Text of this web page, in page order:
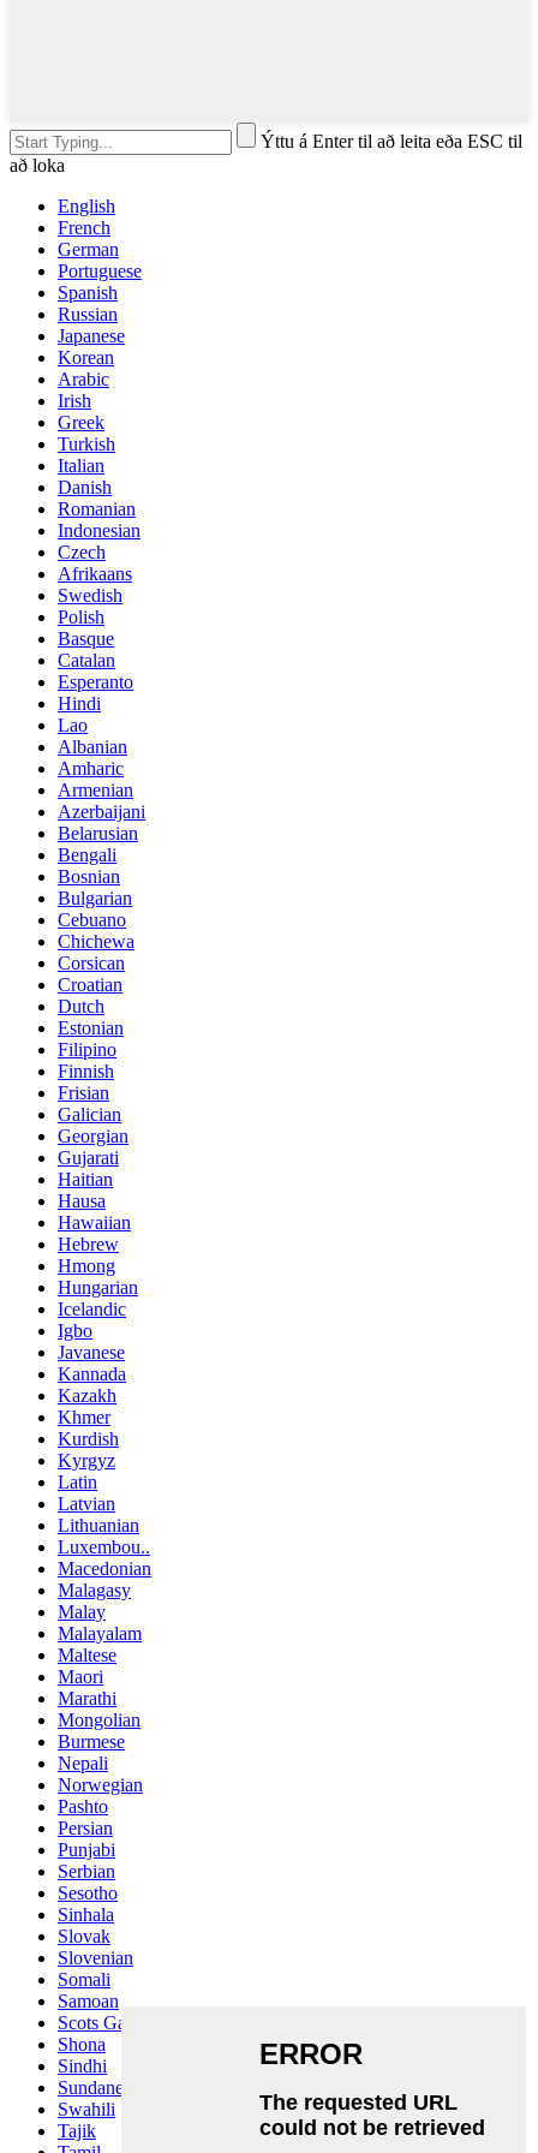
Ýttu á Enter til að leita eða ESC til
að loka
English
French
German
Portuguese
Spanish
Russian
Japanese
Korean
Arabic
Irish
Greek
Turkish
Italian
Danish
Romanian
Indonesian
Czech
Afrikaans
Swedish
Polish
Basque
Catalan
Esperanto
Hindi
Lao
Albanian
Amharic
Armenian
Azerbaijani
Belarusian
Bengali
Bosnian
Bulgarian
Cebuano
Chichewa
Corsican
Croatian
Dutch
Estonian
Filipino
Finnish
Frisian
Galician
Georgian
Gujarati
Haitian
Hausa
Hawaiian
Hebrew
Hmong
Hungarian
Icelandic
Igbo
Javanese
Kannada
Kazakh
Khmer
Kurdish
Kyrgyz
Latin
Latvian
Lithuanian
Luxembou..
Macedonian
Malagasy
Malay
Malayalam
Maltese
Maori
Marathi
Mongolian
Burmese
Nepali
Norwegian
Pashto
Persian
Punjabi
Serbian
Sesotho
Sinhala
Slovak
Slovenian
Somali
Samoan
Scots Gaelic
Shona
Sindhi
Sundanese
Swahili
Tajik